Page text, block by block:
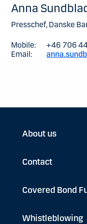
Anna
Presschef, Danske
Mobile:
+46 706
Email:
About us
Contact
Covered Bond
Whistleblowing